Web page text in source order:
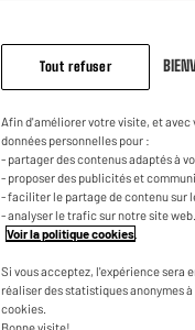
Tout refuser
Afin d'améliorer votre visite, et avec
données personnelles pour :
- partager des contenus adaptés à
- proposer des publicités et
- faciliter le partage de contenu sur
- analyser le trafic sur notre site web.
Voir la politique cookies
Si vous acceptez, l'expérience sera
réaliser des statistiques anonymes
cookies.